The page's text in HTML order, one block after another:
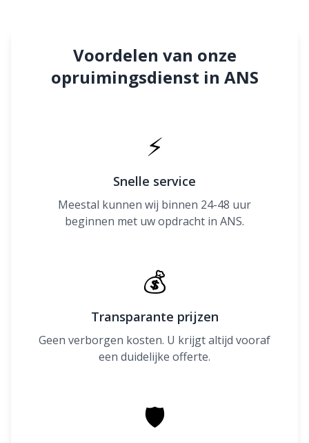
Voordelen van onze
opruimingsdienst in ANS
⚡
Snelle service
Meestal kunnen wij binnen 24-48 uur
beginnen met uw opdracht in ANS.
💰
Transparante prijzen
Geen verborgen kosten. U krijgt altijd vooraf
een duidelijke offerte.
🛡